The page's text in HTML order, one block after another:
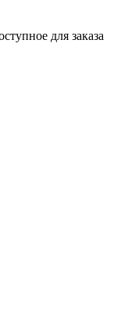
для заказа